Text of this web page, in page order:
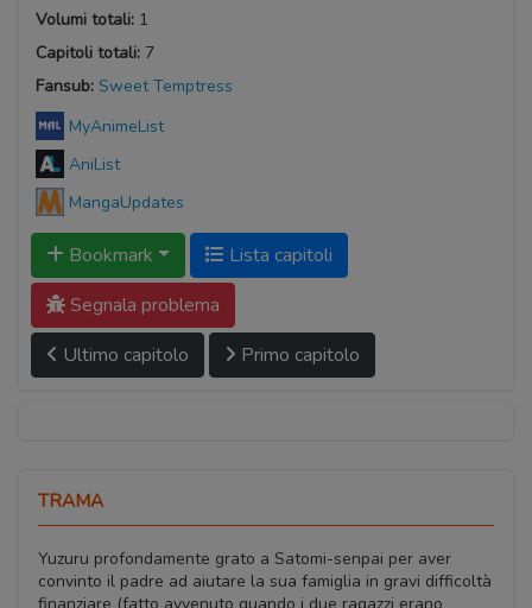
Volumi totali: 1
Capitoli totali: 7
Fansub: Sweet Temptress
MyAnimeList
AniList
MangaUpdates
Bookmark
Lista capitoli
Segnala problema
Ultimo capitolo
Primo capitolo
TRAMA
Yuzuru profondamente grato a Satomi-senpai per aver
convinto il padre ad aiutare la sua famiglia in gravi difficoltà